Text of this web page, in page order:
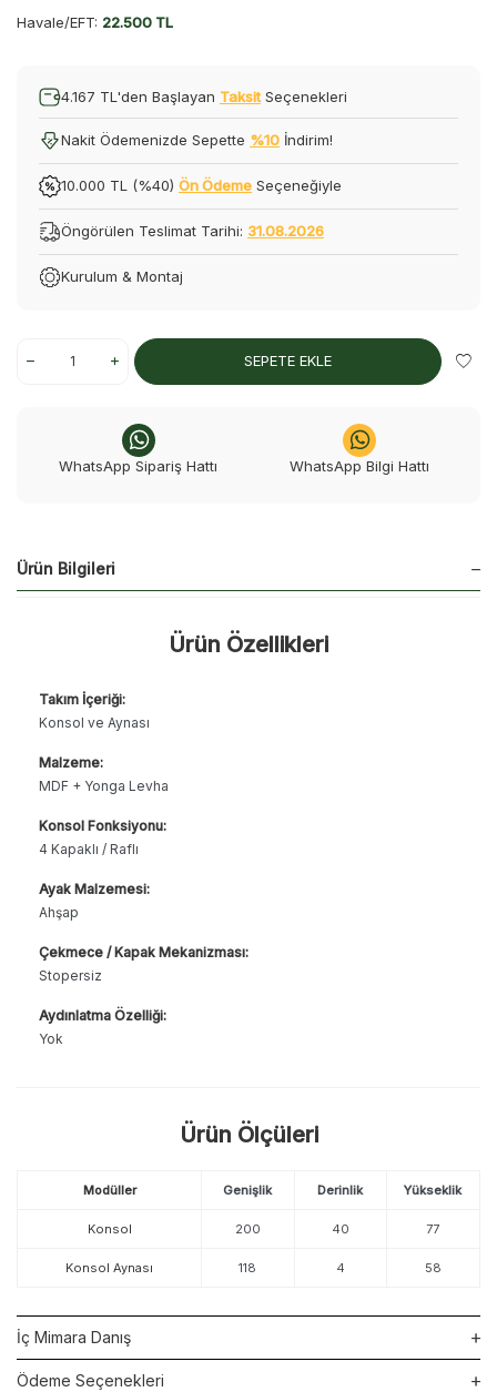
Havale/EFT: 22.500 TL
4.167 TL'den Başlayan Taksit Seçenekleri
Nakit Ödemenizde Sepette %10 İndirim!
10.000 TL (%40) Ön Ödeme Seçeneğiyle
Öngörülen Teslimat Tarihi: 31.08.2026
Kurulum & Montaj
SEPETE EKLE
WhatsApp Sipariş Hattı WhatsApp Bilgi Hattı
Ürün Bilgileri
Ürün Özellikleri
Takım İçeriği:
Konsol ve Aynası
Malzeme:
MDF + Yonga Levha
Konsol Fonksiyonu:
4 Kapaklı / Raflı
Ayak Malzemesi:
Ahşap
Çekmece / Kapak Mekanizması:
Stopersiz
Aydınlatma Özelliği:
Yok
Ürün Ölçüleri
Modüller Genişlik Derinlik Yükseklik
Konsol 200 40 77
Konsol Aynası 118 4 58
İç Mimara Danış
Ödeme Seçenekleri